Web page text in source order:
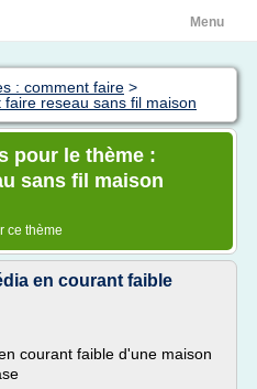
Menu
: comment faire >
faire reseau sans fil maison
pour le thème :
sans fil maison
ce thème
en courant faible
courant faible d'une maison